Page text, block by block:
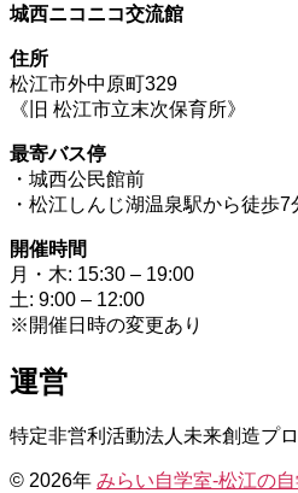
城西ニコニコ交流館
住所
松江市外中原町329
《旧 松江市立末次保育所》
最寄バス停
・城西公民館前
・松江しんじ湖温泉駅から徒歩7
開催時間
月・木: 15:30 – 19:00
土: 9:00 – 12:00
※開催日時の変更あり
運営
特定非営利活動法人未来創造プ
© 2026年 みらい自学室-松江の